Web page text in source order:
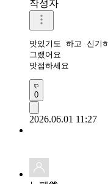
작성자
맛있기도 하고 신기
그랬어요
맛점하세요
0
2026.06.01 11:27